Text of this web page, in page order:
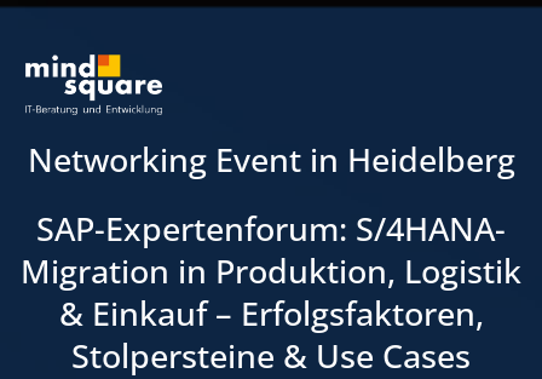
Networking Event in Heidelberg
SAP-Expertenforum: S/4HANA-
Migration in Produktion, Logistik
& Einkauf – Erfolgsfaktoren,
Stolpersteine & Use Cases